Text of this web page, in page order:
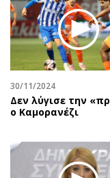
30/11/2024
Δεν λύγισε την
ο Καμορανέζι